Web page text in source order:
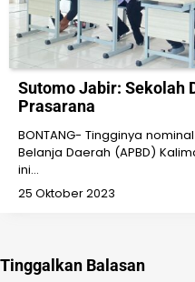
Sutomo Jabir: Sekolah
Prasarana
BONTANG- Tingginya
Belanja Daerah (APBD)
ini…
25 Oktober 2023
Tinggalkan Balasan